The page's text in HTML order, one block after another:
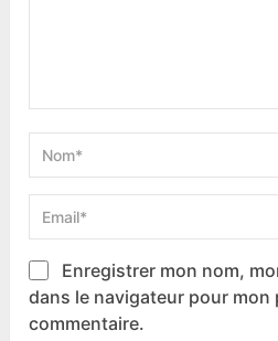
Enregistrer mon nom,
dans le navigateur pour mon
commentaire.